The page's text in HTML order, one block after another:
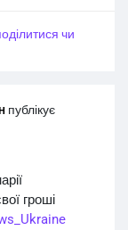
чи
публікує
гроші